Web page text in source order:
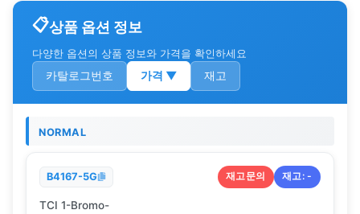
상품 옵션 정보
다양한 옵션의 상품 정보와 가격을 확인하세요
카탈로그번호 가격 ▼ 재고
NORMAL
B4167-5G 재고문의 재고:-
TCI 1-Bromo-